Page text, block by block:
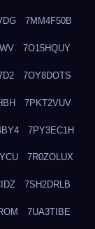
7MM4F50B
7O15HQUY
7OY8DOTS
7PKT2VUV
7PY3EC1H
7R0ZOLUX
7SH2DRLB
7UA3TIBE